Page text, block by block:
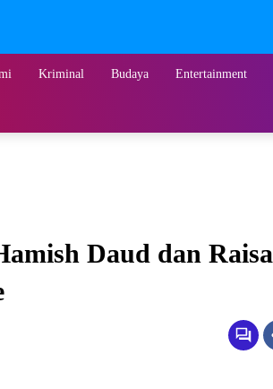
Kriminal Budaya Entertainment
Daud dan Raisa